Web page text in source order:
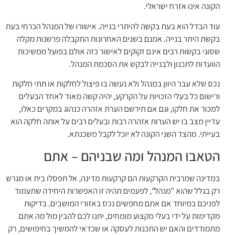
הקונה אינו אזרח ישראלי.
עוד הבדל הוא בעת בקשה להיתרי בנייה. אישורו של המנהל הכרחי בעת
בקשת היתר בנייה. אמנם בשנים האחרונות התקבלה פרשנות מקלה
שסוגי בקשות רבים אינם זקוקים לאישור כזה אולם בפועל ממשיכות
הוועדות לתכנון ולבנייה לבקש את הסכמת המנהל.
נכס שלא עבר היוון במנהל ולא נעשה בו פיצול לחלקות או תתי חלקות
ורישום כל בעלי הזכויות על הקרקע, יהיה קשה מאוד לאחד הבעלים
למכור את חלקו, וגם אם תירשם הערת אזהרה כנהוג במקרים כאלו,
עדיין מצב בו יש הערות אזהרה רבות ובעלים רבים על אותה חלקה הוא
בעייתי. מהצד השני הקונה לא יוכל לקבל משכנתא.
הטאבו המנהל ומה שבניהם – אתם
במדינה שמרבית הקרקעות הם קרקעות מדינה, אל תפסלו בית או מגרש
רק בגלל שהוא "מנהל", לפעמים תהיה זו האפשרות היחידה שתעמוד
לפניכם במיוחד אם אתם מחפשים נכס באזורי המושבים. בדיקות
מקדימות על ידי בעלי מקצוע מומחים, יתנו לכם להבין מול מה אתם
מתמודדים והאם יש התכנות לעסקה או שכדאי להמשיך בחיפושים, רק